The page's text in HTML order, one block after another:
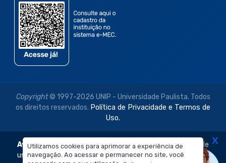
Utilizamos cookies para aprimorar a experiência de
navegação. Ao acessar e permanecer no site, você
Copyright© 1997-2026 UNIP - Universidade Paulista. Todos
os direitos reservados. Política de Privacidade e Termos de
Uso.
Aviso Legal: As imagens disponibilizadas neste site são de
uso exclusivo institucional do Sistema de Ensino Objetivo e
X